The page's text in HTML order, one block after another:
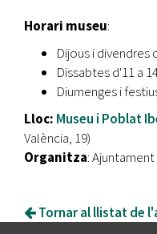
Horari museu:
Dijous i divendres
Dissabtes d'11 a
Diumenges i
Lloc: Museu i Poblat
València, 19)
Organitza:
Tornar al llistat de